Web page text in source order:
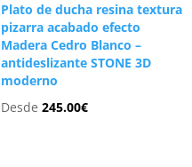
Plato de ducha resina textura
pizarra acabado efecto
Madera Cedro Blanco –
antideslizante STONE 3D
moderno
Desde 245.00€